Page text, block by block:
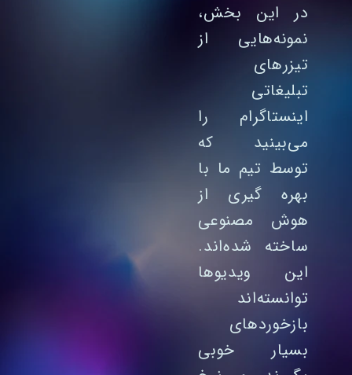
در این بخش،
نمونه‌هایی از
تیزرهای
تبلیغاتی
اینستاگرام را
می‌بینید که
توسط تیم ما با
بهره‌ گیری از
هوش مصنوعی
ساخته شده‌اند.
این ویدیوها
توانسته‌اند
بازخوردهای
بسیار خوبی